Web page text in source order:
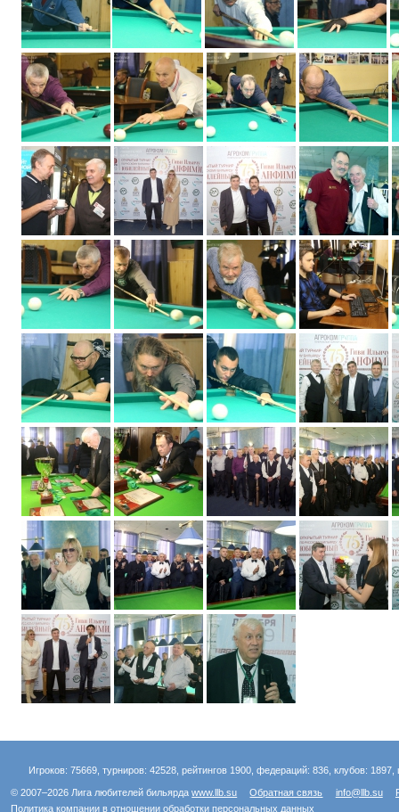
Игроков: 75669, турниров: 42528, рейтингов 1900, федераций: 836, клубов:
© 2007–2026 Лига любителей бильярдаwww.llb.su Обратная связь info@llb.su
Политика компании в отношении обработки персональных данных